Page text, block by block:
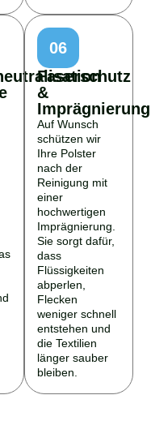
06
Faserschutz
&
Imprägnierung
Auf Wunsch
schützen wir
Ihre Polster
nach der
Reinigung mit
einer
hochwertigen
Imprägnierung.
Sie sorgt dafür,
dass
Flüssigkeiten
abperlen,
Flecken
weniger schnell
entstehen und
die Textilien
länger sauber
bleiben.